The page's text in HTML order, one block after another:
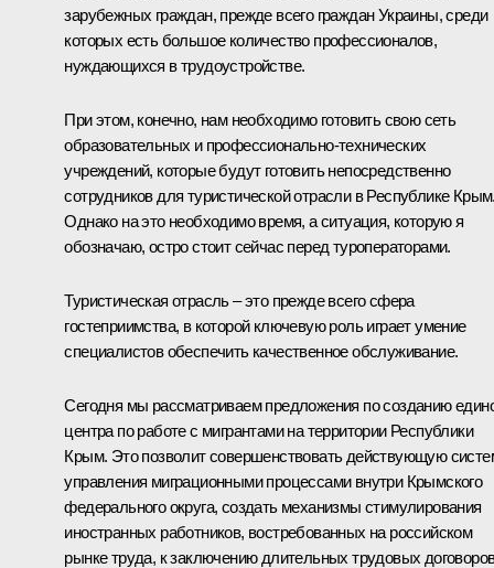
зарубежных граждан, прежде всего граждан Украины, среди
которых есть большое количество профессионалов,
нуждающихся в трудоустройстве.
При этом, конечно, нам необходимо готовить свою сеть
образовательных и профессионально-технических
учреждений, которые будут готовить непосредственно
сотрудников для туристической отрасли в Республике
Однако на это необходимо время, а ситуация, которую я
обозначаю, остро стоит сейчас перед туроператорами.
Туристическая отрасль – это прежде всего сфера
гостеприимства, в которой ключевую роль играет умение
специалистов обеспечить качественное обслуживание.
Сегодня мы рассматриваем предложения по созданию
центра по работе с мигрантами на территории Республики
Крым. Это позволит совершенствовать действующую
управления миграционными процессами внутри Крымского
федерального округа, создать механизмы стимулирования
иностранных работников, востребованных на российском
рынке труда, к заключению длительных трудовых